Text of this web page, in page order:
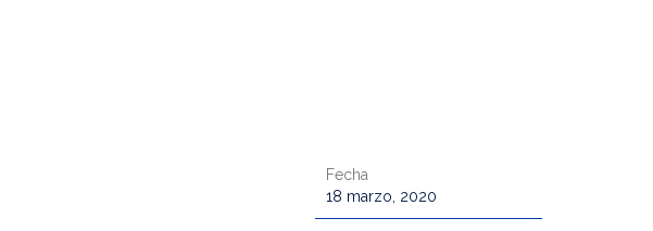
Fecha
18 marzo, 2020